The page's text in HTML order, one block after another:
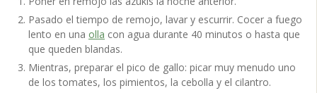
Pasado el tiempo de remojo, lavar y escurrir. Cocer a fuego
lento en una olla con agua durante 40 minutos o hasta que
que queden blandas.
Mientras, preparar el pico de gallo: picar muy menudo uno
de los tomates, los pimientos, la cebolla y el cilantro.